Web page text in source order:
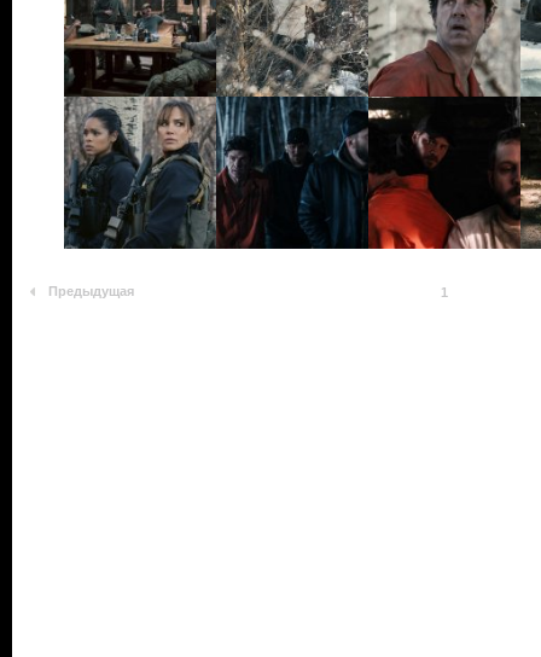
Предыдущая 1